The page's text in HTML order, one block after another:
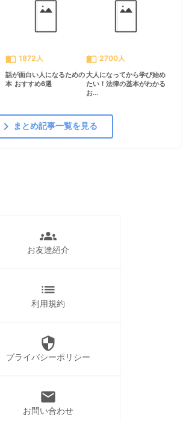
import_contacts 1872人
話が面白い人になるための
本 おすすめ6選
import_contacts 2700人
大人になってから学び始め
たい！法律の基本がわかる
お...
chevron_right まとめ記事一覧を見る
groups
お友達紹介
list
利用規約
security
プライバシーポリシー
mail
お問い合わせ